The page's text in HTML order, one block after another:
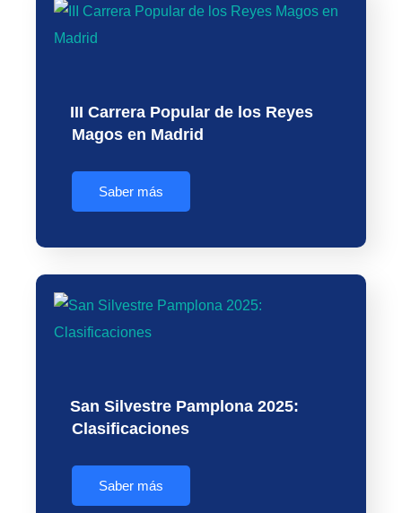
III Carrera Popular de los Reyes
Magos en Madrid
Saber más
San Silvestre Pamplona 2025:
Clasificaciones
Saber más